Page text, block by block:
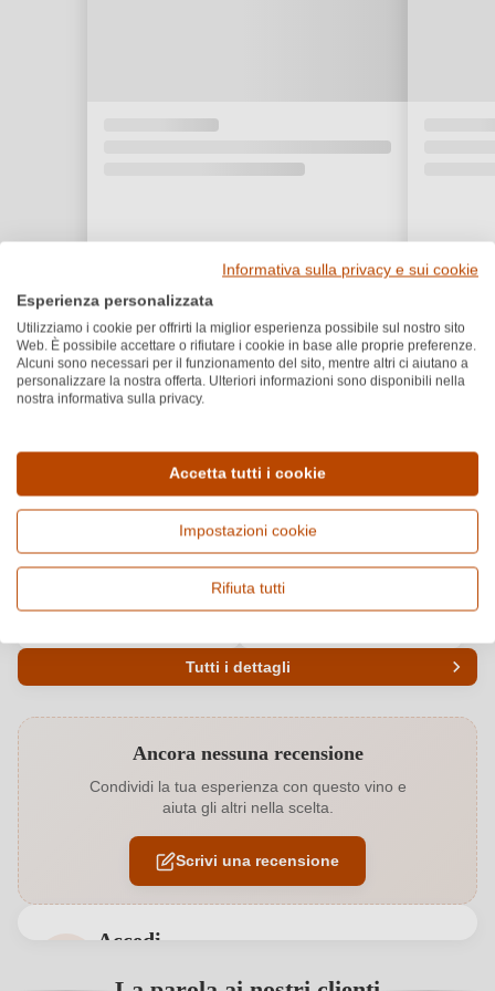
Paese e regione
Italia, Puglia
Vitigno e tipologia
Cuvée (Rosso), Vino rosso
Origine
Salento IGP
Qualità
IGP
Alcol
Zucchero residuo
Tutti i dettagli
Acidità 5,55 g/L
Colore dell'uva Rosso
Contenuto di alcol 13,5 %
Ancora nessuna recensione
Condividi la tua esperienza con questo vino e
aiuta gli altri nella scelta.
Scrivi una recensione
Accedi
Informativa sulla privacy e sui cookie
Esperienza personalizzata
Utilizziamo i cookie per offrirti la miglior esperienza possibile sul nostro sito
Web. È possibile accettare o rifiutare i cookie in base alle proprie preferenze.
Alcuni sono necessari per il funzionamento del sito, mentre altri ci aiutano a
personalizzare la nostra offerta. Ulteriori informazioni sono disponibili nella
nostra informativa sulla privacy.
Accetta tutti i cookie
Impostazioni cookie
Rifiuta tutti